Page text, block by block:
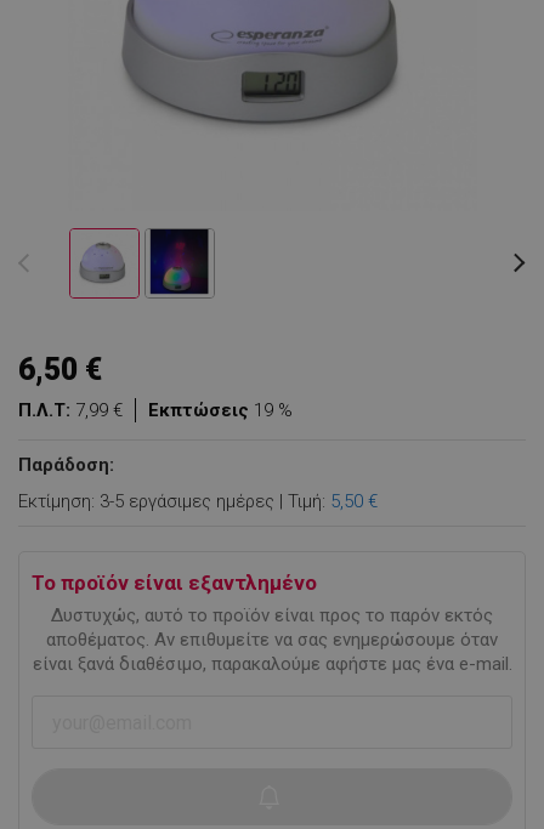
Εκπτώσεις 19 %
Π.Λ.Τ: 7,99 €
6,50 €
Παράδοση:
Εκτίμηση: 3-5 εργάσιμες ημέρες | Τιμή: 5,50 €
Το προϊόν είναι εξαντλημένο
Δυστυχώς, αυτό το προϊόν είναι προς το παρόν εκτός
αποθέματος. Αν επιθυμείτε να σας ενημερώσουμε όταν
είναι ξανά διαθέσιμο, παρακαλούμε αφήστε μας ένα e-mail.